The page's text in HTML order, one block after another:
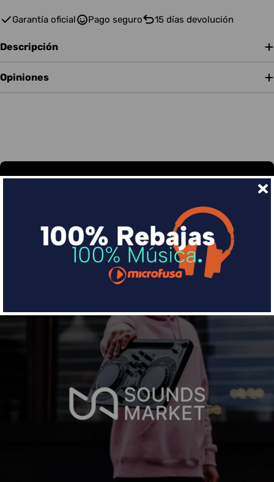
Garantía oficial Pago seguro 15 días devolución
Descripción
Opiniones
Financia tus compras con Sequra
Divide en 3 sin coste o hasta en 18 meses por una
pequeña cuota al mes con Sequra
Más info